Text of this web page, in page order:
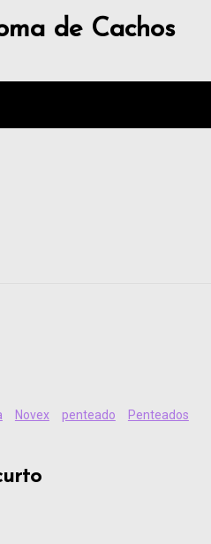
de Cachos
Novex penteado
Penteados